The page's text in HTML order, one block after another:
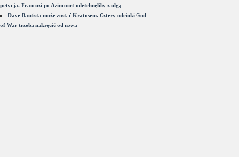
petycja. Francuzi po Azincourt odetchnęliby z ulgą
Dave Bautista może zostać Kratosem. Cztery odcinki God
of War trzeba nakręcić od nowa